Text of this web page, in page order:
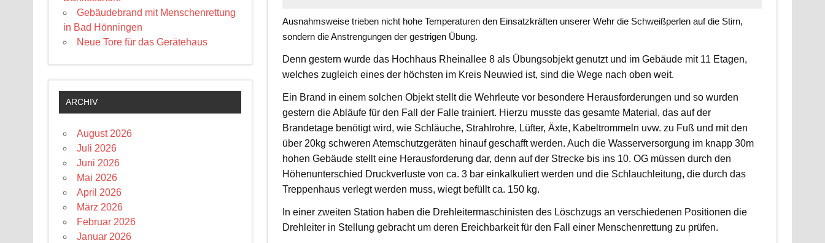
Ausnahmsweise trieben nicht hohe Temperaturen den Einsatzkräften unserer Wehr die Schweißperlen auf die Stirn,
sondern die Anstrengungen der gestrigen Übung.
Denn gestern wurde das Hochhaus Rheinallee 8 als Übungsobjekt genutzt und im Gebäude mit 11 Etagen,
welches zugleich eines der höchsten im Kreis Neuwied ist, sind die Wege nach oben weit.
Ein Brand in einem solchen Objekt stellt die Wehrleute vor besondere Herausforderungen und so wurden
gestern die Abläufe für den Fall der Falle trainiert. Hierzu musste das gesamte Material, das auf der
Brandetage benötigt wird, wie Schläuche, Strahlrohre, Lüfter, Äxte, Kabeltrommeln uvw. zu Fuß und mit den
über 20kg schweren Atemschutzgeräten hinauf geschafft werden. Auch die Wasserversorgung im knapp 30m
hohen Gebäude stellt eine Herausforderung dar, denn auf der Strecke bis ins 10. OG müssen durch den
Höhenunterschied Druckverluste von ca. 3 bar einkalkuliert werden und die Schlauchleitung, die durch das
Treppenhaus verlegt werden muss, wiegt befüllt ca. 150 kg.
In einer zweiten Station haben die Drehleitermaschinisten des Löschzugs an verschiedenen Positionen die
Drehleiter in Stellung gebracht um deren Ereichbarkeit für den Fall einer Menschenrettung zu prüfen.
Gebäudebrand mit Menschenrettung
in Bad Hönningen
Neue Tore für das Gerätehaus
ARCHIV
August 2026
Juli 2026
Juni 2026
Mai 2026
April 2026
März 2026
Februar 2026
Januar 2026